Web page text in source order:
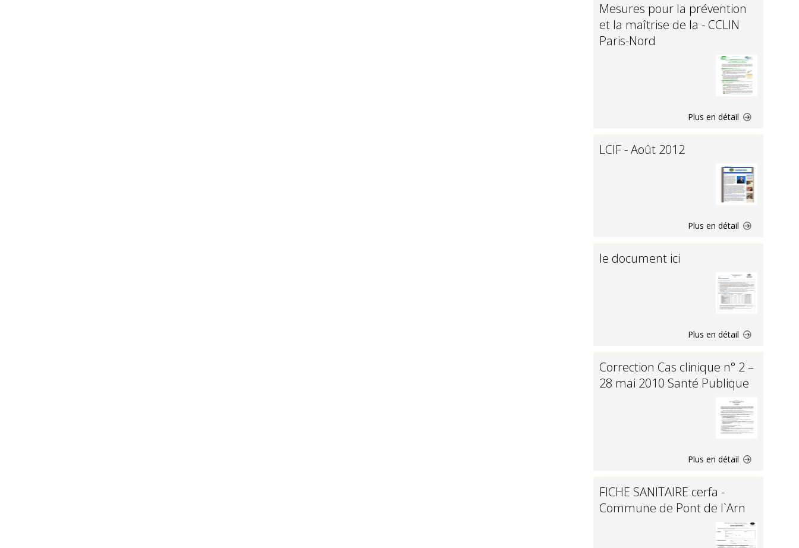
Mesures pour la prévention
et la maîtrise de la - CCLIN
Paris-Nord
Plus en détail
LCIF - Août 2012
Plus en détail
le document ici
Plus en détail
Correction Cas clinique n° 2 –
28 mai 2010 Santé Publique
Plus en détail
FICHE SANITAIRE cerfa -
Commune de Pont de l`Arn